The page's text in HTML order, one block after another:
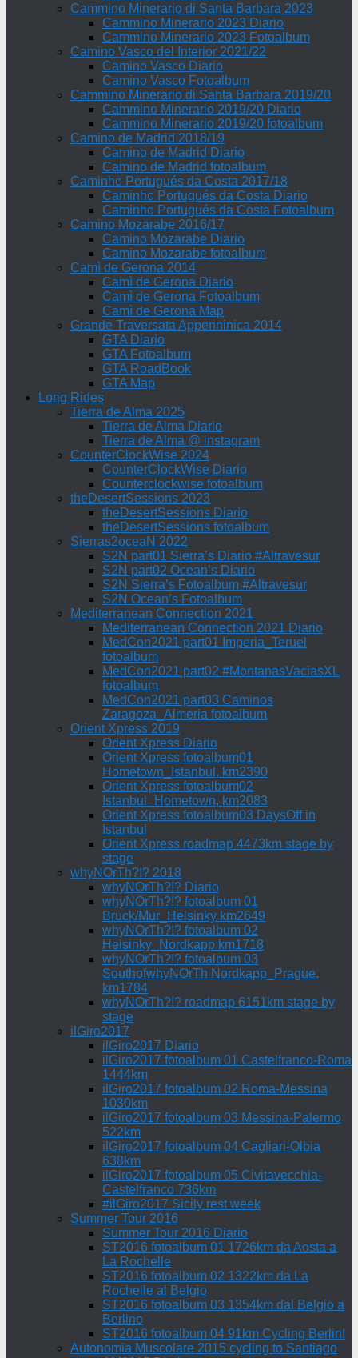
Cammino Minerario di Santa Barbara 2023
Cammino Minerario 2023 Diario
Cammino Minerario 2023 Fotoalbum
Camino Vasco del Interior 2021/22
Camino Vasco Diario
Camino Vasco Fotoalbum
Cammino Minerario di Santa Barbara 2019/20
Cammino Minerario 2019/20 Diario
Cammino Minerario 2019/20 fotoalbum
Camino de Madrid 2018/19
Camino de Madrid Diario
Camino de Madrid fotoalbum
Caminho Portugués da Costa 2017/18
Caminho Portugués da Costa Diario
Caminho Portugués da Costa Fotoalbum
Camino Mozarabe 2016/17
Camino Mozarabe Diario
Camino Mozarabe fotoalbum
Camì de Gerona 2014
Camì de Gerona Diario
Camì de Gerona Fotoalbum
Camì de Gerona Map
Grande Traversata Appenninica 2014
GTA Diario
GTA Fotoalbum
GTA RoadBook
GTA Map
Long Rides
Tierra de Alma 2025
Tierra de Alma Diario
Tierra de Alma @ instagram
CounterClockWise 2024
CounterClockWise Diario
Counterclockwise fotoalbum
theDesertSessions 2023
theDesertSessions Diario
theDesertSessions fotoalbum
Sierras2oceaN 2022
S2N part01 Sierra’s Diario #Altravesur
S2N part02 Ocean’s Diario
S2N Sierra’s Fotoalbum #Altravesur
S2N Ocean’s Fotoalbum
Mediterranean Connection 2021
Mediterranean Connection 2021 Diario
MedCon2021 part01 Imperia_Teruel
fotoalbum
MedCon2021 part02 #MontanasVaciasXL
fotoalbum
MedCon2021 part03 Caminos
Zaragoza_Almeria fotoalbum
Orient Xpress 2019
Orient Xpress Diario
Orient Xpress fotoalbum01
Hometown_Istanbul, km2390
Orient Xpress fotoalbum02
Istanbul_Hometown, km2083
Orient Xpress fotoalbum03 DaysOff in
Istanbul
Orient Xpress roadmap 4473km stage by
stage
whyNOrTh?!? 2018
whyNOrTh?!? Diario
whyNOrTh?!? fotoalbum 01
Bruck/Mur_Helsinky km2649
whyNOrTh?!? fotoalbum 02
Helsinky_Nordkapp km1718
whyNOrTh?!? fotoalbum 03
SouthofwhyNOrTh Nordkapp_Prague,
km1784
whyNOrTh?!? roadmap 6151km stage by
stage
ilGiro2017
ilGiro2017 Diario
ilGiro2017 fotoalbum 01 Castelfranco-Roma
1444km
ilGiro2017 fotoalbum 02 Roma-Messina
1030km
ilGiro2017 fotoalbum 03 Messina-Palermo
522km
ilGiro2017 fotoalbum 04 Cagliari-Olbia
638km
ilGiro2017 fotoalbum 05 Civitavecchia-
Castelfranco 736km
#ilGiro2017 Sicily rest week
Summer Tour 2016
Summer Tour 2016 Diario
ST2016 fotoalbum 01 1726km da Aosta a
La Rochelle
ST2016 fotoalbum 02 1322km da La
Rochelle al Belgio
ST2016 fotoalbum 03 1354km dal Belgio a
Berlino
ST2016 fotoalbum 04 91km Cycling Berlin!
Autonomia Muscolare 2015 cycling to Santiago